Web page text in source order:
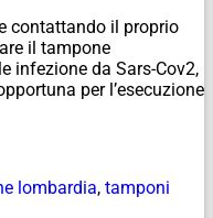
contattando il proprio
il tampone
infezione da Sars-Cov2,
per l’esecuzione
lombardia, tamponi